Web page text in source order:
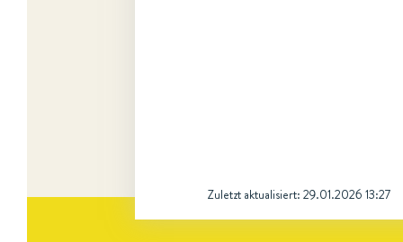
Zuletzt aktualisiert: 29.01.2026 13:27